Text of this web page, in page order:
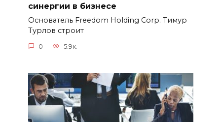
синергии в бизнесе
Основатель Freedom Holding Corp. Тимур
Турлов строит
0 5.9к.